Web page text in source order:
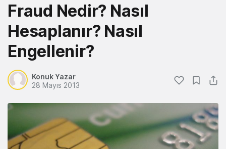
Fraud Nedir? Nasıl
Hesaplanır? Nasıl
Engellenir?
Konuk Yazar
28 Mayıs 2013